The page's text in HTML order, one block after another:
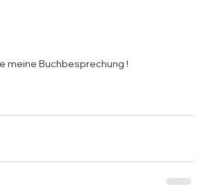
meine Buchbesprechung !